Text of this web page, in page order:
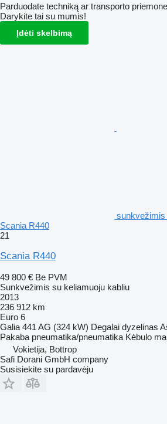
Parduodate techniką ar transporto
Darykite tai su mumis!
Įdėti skelbimą
sunkvežimis
Scania R440
21
Scania R440
49 800 € Be PVM
Sunkvežimis su keliamuoju kabliu
2013
236 912 km
Euro 6
Galia 441 AG (324 kW) Degalai dyzelinas
Pakaba pneumatika/pneumatika Kėbulo
Vokietija, Bottrop
Safi Dorani GmbH company
Susisiekite su pardavėju